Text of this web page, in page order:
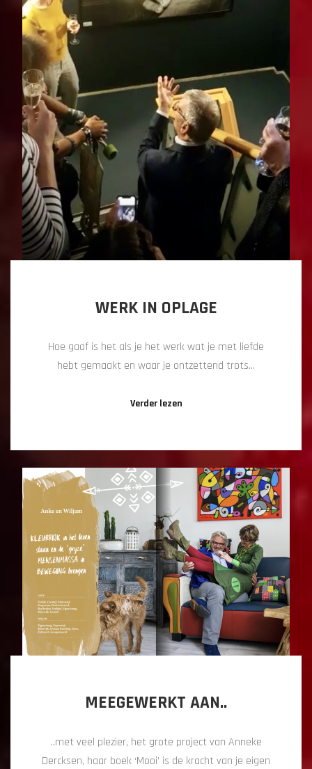
WERK IN OPLAGE
Hoe gaaf is het als je het werk wat je met liefde
hebt gemaakt en waar je ontzettend trots…
Verder lezen
MEEGEWERKT AAN..
..met veel plezier, het grote project van Anneke
Dercksen, haar boek ‘Mooi’ is de kracht van je eigen